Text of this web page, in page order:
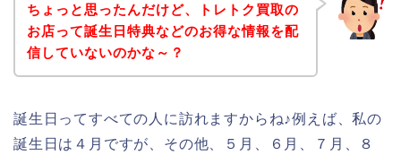
ちょっと思ったんだけど、トレトク買取の
お店って誕生日特典などのお得な情報を配
信していないのかな～？
誕生日ってすべての人に訪れますからね♪例えば、私の
誕生日は４月ですが、その他、５月、６月、７月、８